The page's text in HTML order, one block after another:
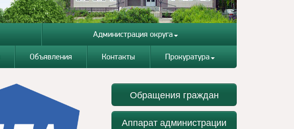
Администрация округа
Объявления Контакты Прокуратура
Обращения граждан
Аппарат администрации